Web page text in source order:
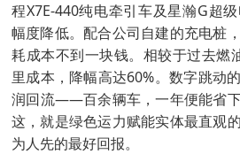
程X7E-440纯电牵引车及星瀚G超
幅度降低。配合公司自建的充电桩
耗成本不到一块钱。相较于过去燃
里成本，降幅高达60%。数字跳动
润回流——百余辆车，一年便能省下
这，就是绿色运力赋能实体最直观
为人先的最好回报。